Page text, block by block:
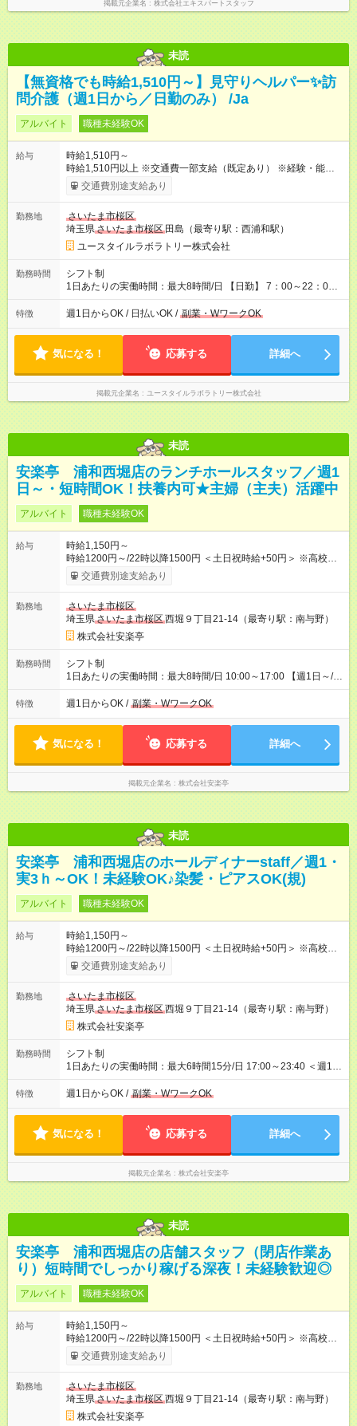
掲載元企業名 株式会社エキスパートスタッフ
未読
【無資格でも時給1,510円～】見守りヘルパー✨訪
問介護（週1日から／日勤のみ） /Ja
アルバイト 職種未経験OK
給与
時給1,510円～
時給1,510円以上 ※交通費一部支給（既定あり） ※経験・能力を
考慮して決定します 【収入例】 週1回勤務の場合：1,510円×8時
間×4回=4万8,320円 週3回勤務の場合：1,510円×8時間×12回
1,600円 【試用期間】試用期間あり 試用期間の長さ：2ヶ月
※ 雇用形態と給与に、本採用時と異なる部分があります。 雇用
形態：本採用時と同じです。 給与：時給 1,150円以上
交通費別途支給あり
勤務地
さいたま市桜区
埼玉県さいたま市桜区 田島（最寄り駅：西浦和駅）
ユースタイルラボラトリー株式会社
勤務時間
シフト制
1日あたりの実働時間：最大8時間/日 【日勤】 7：00～22：00
の間で8時間勤務（休憩時間は法定通り） ※週1日～OK ／ 夜勤
なし ＊＊ 勤務時間例 ＊＊ ■8時から17時 ■9時から18時 ■10
定（毎週同じ曜日勤務）
特徴 週1日からOK / 日払いOK / 副業・WワークOK
気になる！ 応募する 詳細へ
掲載元企業名 ユースタイルラボラトリー株式会社
未読
安楽亭 浦和西堀店のランチホールスタッフ／週1
日～・短時間OK！扶養内可★主婦（主夫）活躍中
アルバイト 職種未経験OK
給与
時給1,150円～
時給1200円～/22時以降1500円 ＜土日祝時給+50円＞ ※高校生
時給1150円 【試用期間】試用期間あり 試用期間の長さ：12ヶ
月 雇用形態、給与は本採用時と同じです。 ※最大12ヶ月の間
交通費別途支給あり
勤務地
さいたま市桜区
埼玉県さいたま市桜区西堀９丁目21-14（最寄り駅：南与野）
株式会社安楽亭
勤務時間
シフト制
1日あたりの実働時間：最大8時間/日 10:00～17:00 【週1日～/1
日3時間～OK！】 ＊レギュラー勤務ももちろん大歓迎！ 「子ど
ものお迎えまでの時間」 「ランチタイムだけ」 など、家庭の予
談可能◎
特徴 週1日からOK / 副業・WワークOK
気になる！ 応募する 詳細へ
掲載元企業名 株式会社安楽亭
未読
安楽亭 浦和西堀店のホールディナーstaff／週1・
実3ｈ～OK！未経験OK♪染髪・ピアスOK(規)
アルバイト 職種未経験OK
給与
時給1,150円～
時給1200円～/22時以降1500円 ＜土日祝時給+50円＞ ※高校生
時給1150円 【試用期間】試用期間あり 試用期間の長さ：12ヶ
月 雇用形態、給与は本採用時と同じです。 ※最大12ヶ月の間
交通費別途支給あり
勤務地
さいたま市桜区
埼玉県さいたま市桜区西堀９丁目21-14（最寄り駅：南与野）
株式会社安楽亭
勤務時間
シフト制
1日あたりの実働時間：最大6時間15分/日 17:00～23:40 ＜週1日
～/短時間OK！＞ ※18歳未満・高校生は21:30までの勤務 ・シフ
トは自己申告制だから私生活優先でOK◎ ・週1日もあれば週5日
して短時間」など希望に合わせて働けます！
特徴 週1日からOK / 副業・WワークOK
気になる！ 応募する 詳細へ
掲載元企業名 株式会社安楽亭
未読
安楽亭 浦和西堀店の店舗スタッフ（閉店作業あ
り）短時間でしっかり稼げる深夜！未経験歓迎◎
アルバイト 職種未経験OK
給与
時給1,150円～
時給1200円～/22時以降1500円 ＜土日祝時給+50円＞ ※高校生
時給1150円 【試用期間】試用期間あり 試用期間の長さ：12ヶ
月 雇用形態、給与は本採用時と同じです。 ※最大12ヶ月の間
交通費別途支給あり
勤務地
さいたま市桜区
埼玉県さいたま市桜区西堀９丁目21-14（最寄り駅：南与野）
株式会社安楽亭